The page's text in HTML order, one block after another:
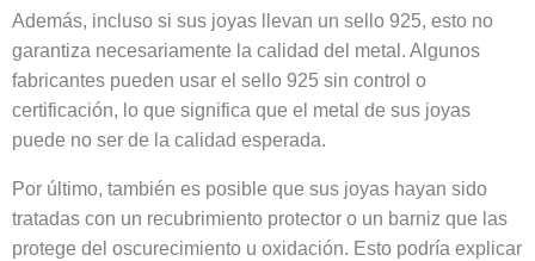
Además, incluso si sus joyas llevan un sello 925, esto no
garantiza necesariamente la calidad del metal. Algunos
fabricantes pueden usar el sello 925 sin control o
certificación, lo que significa que el metal de sus joyas
puede no ser de la calidad esperada.
Por último, también es posible que sus joyas hayan sido
tratadas con un recubrimiento protector o un barniz que las
protege del oscurecimiento u oxidación. Esto podría explicar